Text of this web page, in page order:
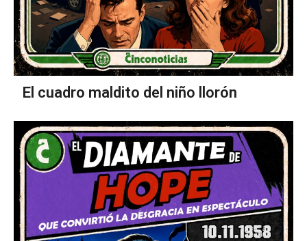
El cuadro maldito del niño llorón